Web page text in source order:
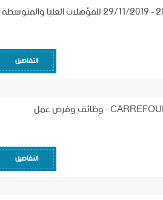
وظائف اليوم الجمعة 29 نوفمبر 2019 - 29/11/2019 للمؤهلات العليا والمتوسطة
التفاصيل
اعلان وظائف كارفور مصر CARREFOUR EGYPT - وظائف وفرص عمل
التفاصيل